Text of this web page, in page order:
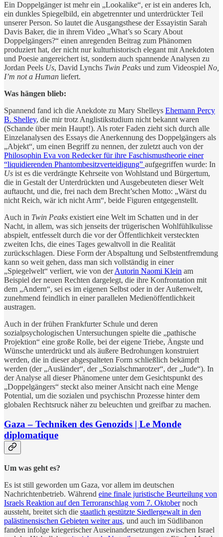
Ein Doppelgänger ist mehr ein „Lookalike“, er ist ein anderes Ich,
ein dunkles Spiegelbild, ein abgetrennter und unterdrückter Teil
unserer Person. So lautet die Ausgangsthese der Essayistin Sarah
Davis Baker, die in ihrem Video „What’s so Scary About
Doppelgängers?“ einen anregenden Beitrag zum Phänomen
produziert hat, der nicht nur kulturhistorisch elegant mit Anekdoten
und Poesie angereichert ist, sondern auch spannende Analysen zu
Jordan Peels Us, David Lynchs Twin Peaks und zum Videospiel No,
I’m not a Human liefert.
Was hängen blieb:
Spannend fand ich die Anekdote zu Mary Shelleys Ehemann Percy
B. Shelley, die mir trotz Anglistikstudium nicht bekannt waren
(Schande über mein Haupt!). Als roter Faden zieht sich durch alle
Einzelanalysen des Essays die Anerkennung des Doppelgängers als
„Abjekt“, um einen Begriff zu nennen, der zuletzt auch von der
Philosophin Eva von Redecker für ihre Faschismustheorie einer
“liquidierenden Phantombesitzverteidigung” aufgegriffen wurde: In
Us ist es die verdrängte Kehrseite von Wohlstand und Bürgertum,
die in Gestalt der Unterdrückten und Ausgebeuteten dieser Welt
auftaucht, und die, frei nach dem Brecht’schen Motto: „Wärst du
nicht Reich, wär ich nicht Arm“, beide Figuren entgegenstellt.
Auch in Twin Peaks existiert eine Welt im Schatten und in der
Nacht, in allem, was sich jenseits der trügerischen Wohlfühlkulisse
abspielt, entfesselt durch die vor der Öffentlichkeit versteckten
zweiten Ichs, die eines Tages gewaltvoll in die Realität
zurückschlagen. Diese Form der Abspaltung und Selbstentfremdung
kann so weit gehen, dass man sich vollständig in einer
„Spiegelwelt“ verliert, wie von derAutorin Naomi Klein am
Beispiel der neuen Rechten dargelegt, die ihre Konfrontation mit
dem „Andern“, sei es im eigenen Selbst oder in der Außenwelt,
zunehmend feindlich in einer parallelen Medienöffentlichkeit
austragen.
Auch in der frühen Frankfurter Schule und deren
sozialpsychologischen Untersuchungen spielte die „pathische
Projektion“ eine große Rolle, bei der eigene Triebe, Ängste und
Wünsche unterdrückt und als äußere Bedrohungen konstruiert
werden, die in dieser abgespalteten Form schließlich bekämpft
werden (der „Ausländer“, der „Sozialschmarotzer“, der „Jude“). In
der Analyse all dieser Phänomene unter dem Gesichtspunkt des
„Doppelgängers“ steckt also meiner Ansicht nach eine Menge
Potential, um die sozialen und psychischn Prozesse hinter dem
globalen Rechtsruck näher zu beleuchten und greifbar zu machen.
Gaza – Techniken des Genozids | Le Monde
diplomatique
Um was geht es?
Es ist still geworden um Gaza, vor allem im deutschen
Nachrichtenbetrieb. Während eine finale juristische Beurteilung von
Israels Reaktion auf den Terroranschlag vom 7. Oktobernoch
aussteht, breitet sich die staatlich gestützte Siedlergewalt in den
palästinensischen Gebieten weiter aus, und auch im Südlibanon
fanden infolge kriegerischer Auseinandersetzungen zwischen Israel